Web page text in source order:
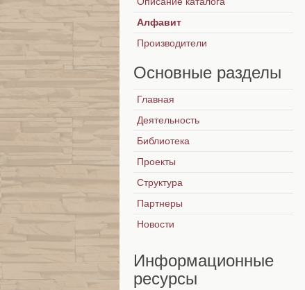
Алфавит
Производители
Основные разделы
Главная
Деятельность
Библиотека
Проекты
Структура
Партнеры
Новости
Информационные
ресурсы